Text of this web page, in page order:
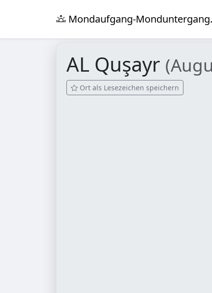
Mondaufgang-
AL Quşayr
Ort als Lesezeichen speichern